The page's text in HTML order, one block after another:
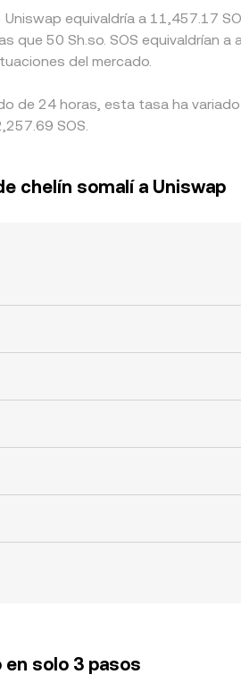
equivaldría a 11,457.17
que 50 Sh.so. SOS equivaldrían a
del mercado.
de 24 horas, esta tasa ha
SOS.
chelín somalí a Uniswap
solo 3 pasos